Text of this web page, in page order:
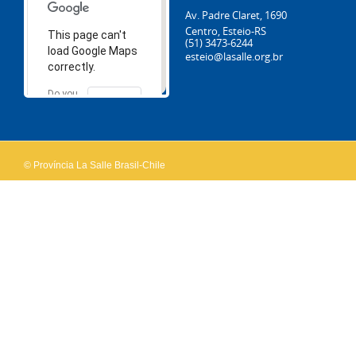
This page can't
load Google Maps
correctly.
Do you
OK
Av. Padre Claret, 1690
Centro, Esteio-RS
(51) 3473-6244
esteio@lasalle.org.br
© Província La Salle Brasil-Chile